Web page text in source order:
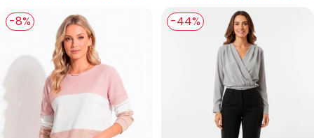
-8% -44%